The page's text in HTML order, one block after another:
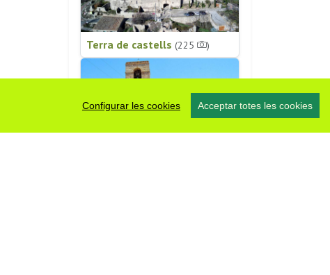
Configurar les cookies Acceptar totes les cookies
Terra de castells (225 )